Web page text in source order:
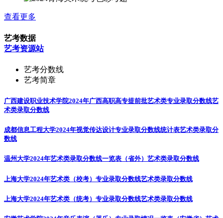
查看更多
艺考数据
艺考资源站
艺考分数线
艺考简章
广西建设职业技术学院2024年广西高职高专提前批艺术类专业录取分数线艺
术类录取分数线
成都信息工程大学2024年视觉传达设计专业录取分数线统计表艺术类录取分
数线
温州大学2024年艺术类录取分数线一览表（省外） 艺术类录取分数线
上海大学2024年艺术类（校考）专业录取分数线艺术类录取分数线
上海大学2024年艺术类（统考）专业录取分数线艺术类录取分数线